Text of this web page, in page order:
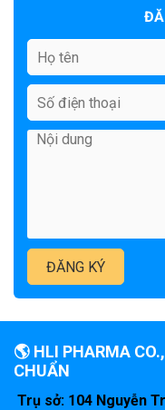
🌎 HLI PHARMA
CHUẨN
Trụ sở: 104 Nguyễn